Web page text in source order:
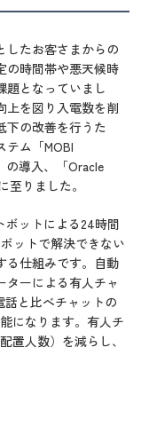
したお客さまからの
の時間帯や悪天候時
題となっていまし
上を図り入電数を削
下の改善を行うた
テム「MOBI
の導入、「Oracle
りました。
ボットによる24時間
ットで解決できない
る仕組みです。自動
ーによる有人チャ
話と比べチャットの
になります。有人チ
置人数）を減らし、